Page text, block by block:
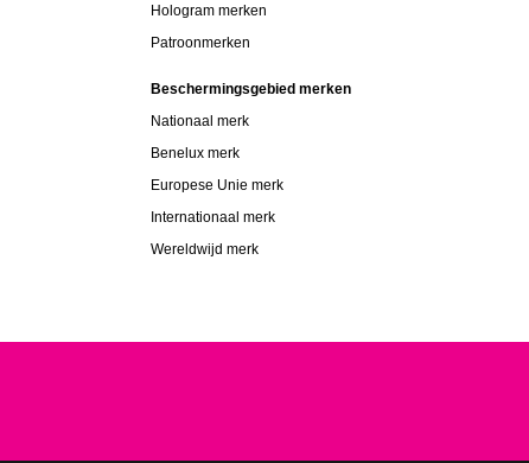
Hologram merken
Patroonmerken
Beschermingsgebied merken
Nationaal merk
Benelux merk
Europese Unie merk
Internationaal merk
Wereldwijd merk